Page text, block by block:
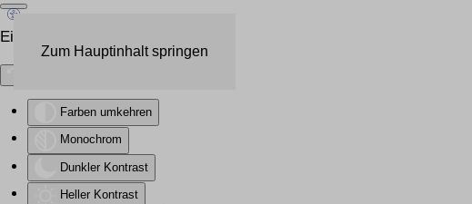
Eingabehilfen öffnen
Farben umkehren
Monochrom
Dunkler Kontrast
Heller Kontrast
Zum Hauptinhalt springen